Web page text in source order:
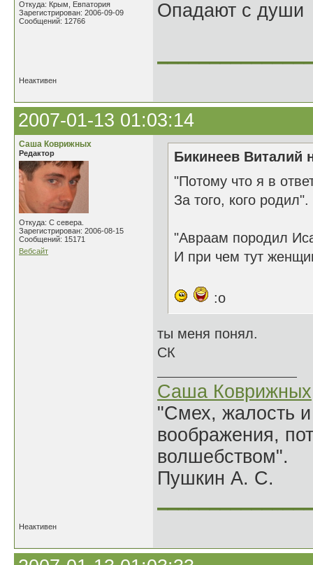
Откуда: Крым, Евпатория
Зарегистрирован: 2006-09-09
Сообщений: 12766
Опадают с души
Неактивен
2007-01-13 01:03:14
Саша Коврижных
Редактор
Откуда: С севера.
Зарегистрирован: 2006-08-15
Сообщений: 15171
Вебсайт
Бикинеев Виталий
"Потому что я в
За того, кого родил".
"Авраам породил
И при чем тут
:o
ты меня понял.
СК
Саша Коврижных
"Смех, жалость
воображения,
волшебством".
Пушкин А. С.
Неактивен